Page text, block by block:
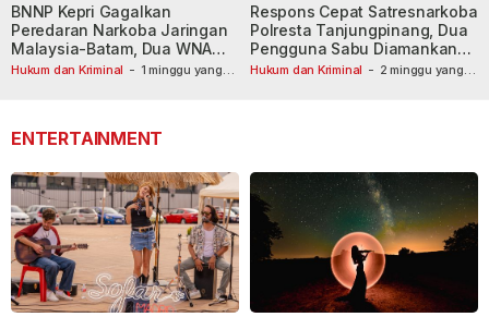
Hukum dan Kriminal - 1 minggu yang
BNNP Kepri Gagalkan
Peredaran Narkoba Jaringan
Malaysia-Batam, Dua WNA
Masih Diburu
Hukum dan Kriminal - 2 minggu yang
Respons Cepat Satresnarkoba
Polresta Tanjungpinang, Dua
Pengguna Sabu Diamankan
Usai Dilaporkan ke Call Center
ENTERTAINMENT